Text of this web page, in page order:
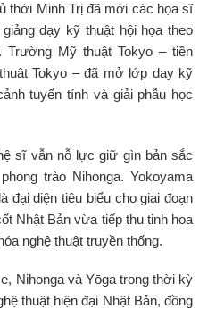
thời Minh Trị đã mời các họa sĩ
dạy kỹ thuật hội họa theo
Trường Mỹ thuật Tokyo – tiền
Tokyo – đã mở lớp dạy kỹ
tuyến tính và giải phẫu học
sĩ vẫn nỗ lực giữ gìn bản sắc
trào Nihonga. Yokoyama
đại diện tiêu biểu cho giai đoạn
Nhật Bản vừa tiếp thu tinh hoa
nghệ thuật truyền thống.
Nihonga và Yōga trong thời kỳ
thuật hiện đại Nhật Bản, đồng